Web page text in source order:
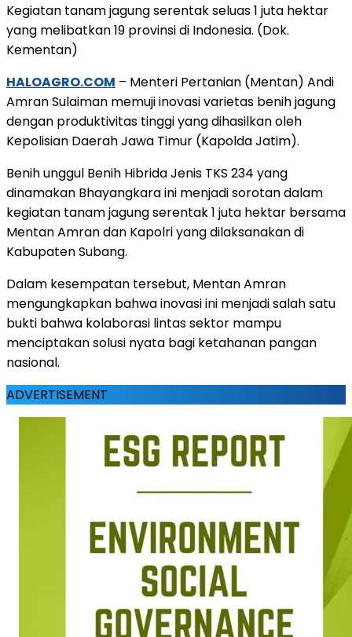
Kegiatan tanam jagung serentak seluas 1 juta hektar
yang melibatkan 19 provinsi di Indonesia. (Dok.
Kementan)
HALOAGRO.COM – Menteri Pertanian (Mentan) Andi
Amran Sulaiman memuji inovasi varietas benih jagung
dengan produktivitas tinggi yang dihasilkan oleh
Kepolisian Daerah Jawa Timur (Kapolda Jatim).
Benih unggul Benih Hibrida Jenis TKS 234 yang
dinamakan Bhayangkara ini menjadi sorotan dalam
kegiatan tanam jagung serentak 1 juta hektar bersama
Mentan Amran dan Kapolri yang dilaksanakan di
Kabupaten Subang.
Dalam kesempatan tersebut, Mentan Amran
mengungkapkan bahwa inovasi ini menjadi salah satu
bukti bahwa kolaborasi lintas sektor mampu
menciptakan solusi nyata bagi ketahanan pangan
nasional.
ADVERTISEMENT